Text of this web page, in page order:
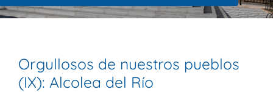
Orgullosos de nuestros pueblos
(IX): Alcolea del Río